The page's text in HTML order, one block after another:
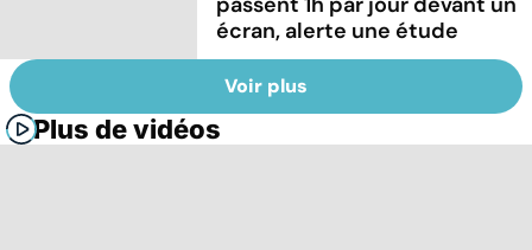
écran, alerte une étude
Voir plus
Plus de vidéos